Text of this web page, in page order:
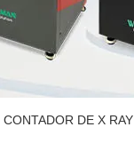
CONTADOR DE X RAY